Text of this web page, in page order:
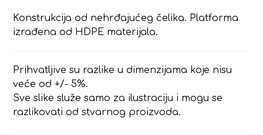
Konstrukcija od nehrđajućeg čelika. Platforma
izrađena od HDPE materijala.
Prihvatljive su razlike u dimenzijama koje nisu
veće od +/- 5%.
Sve slike služe samo za ilustraciju i mogu se
razlikovati od stvarnog proizvoda.